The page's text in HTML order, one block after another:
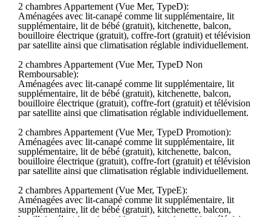
2 chambres Appartement (Vue Mer, TypeD):
Aménagées avec lit-canapé comme lit supplémentaire, lit
supplémentaire, lit de bébé (gratuit), kitchenette, balcon,
bouilloire électrique (gratuit), coffre-fort (gratuit) et télévision
par satellite ainsi que climatisation réglable individuellement.
2 chambres Appartement (Vue Mer, TypeD Non
Remboursable):
Aménagées avec lit-canapé comme lit supplémentaire, lit
supplémentaire, lit de bébé (gratuit), kitchenette, balcon,
bouilloire électrique (gratuit), coffre-fort (gratuit) et télévision
par satellite ainsi que climatisation réglable individuellement.
2 chambres Appartement (Vue Mer, TypeD Promotion):
Aménagées avec lit-canapé comme lit supplémentaire, lit
supplémentaire, lit de bébé (gratuit), kitchenette, balcon,
bouilloire électrique (gratuit), coffre-fort (gratuit) et télévision
par satellite ainsi que climatisation réglable individuellement.
2 chambres Appartement (Vue Mer, TypeE):
Aménagées avec lit-canapé comme lit supplémentaire, lit
supplémentaire, lit de bébé (gratuit), kitchenette, balcon,